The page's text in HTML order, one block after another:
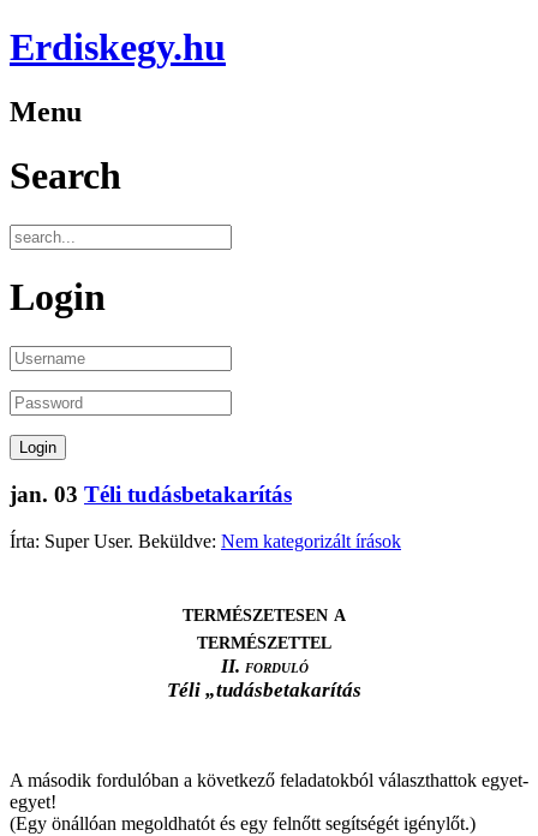
Erdiskegy.hu
Menu
Search
Login
jan. 03 Téli tudásbetakarítás
Írta: Super User. Beküldve: Nem kategorizált írások
természetesen a
természettel
II. forduló
Téli „tudásbetakarítás
A második fordulóban a következő feladatokból választhattok egyet-
egyet!
(Egy önállóan megoldhatót és egy felnőtt segítségét igénylőt.)